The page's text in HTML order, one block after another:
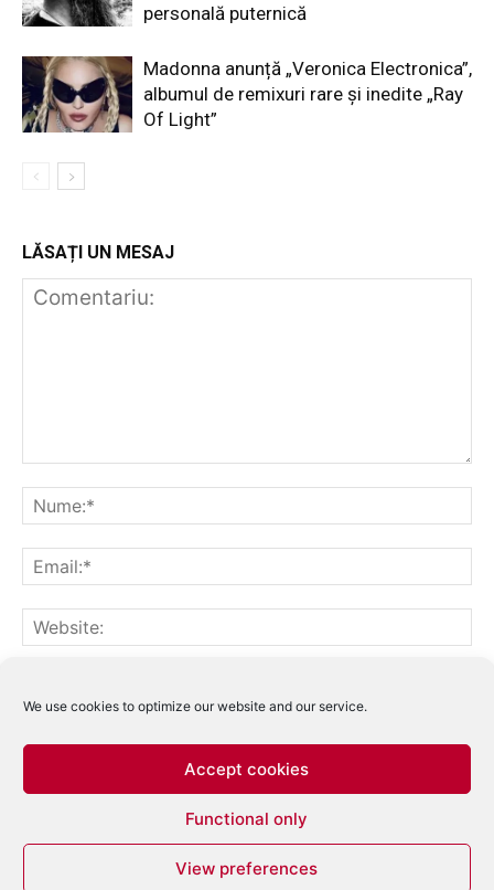
We use cookies to optimize our website and our service.
Accept cookies
Functional only
View preferences
personală puternică
Madonna anunță „Veronica Electronica”,
albumul de remixuri rare și inedite „Ray
Of Light”
LĂSAȚI UN MESAJ
Notifică-mă prin email când sunt publicate articole noi.
Acest site folosește Akismet pentru a reduce
Află cum sunt procesate datele
comentariilor tale